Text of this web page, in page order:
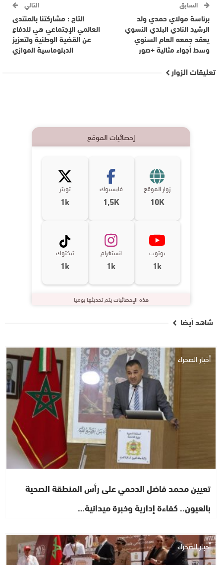
السابق
برئاسة مولاي حمدي ولد
الرشيد النادي البلدي النسوي
يعقد جمعه العام السنوي
وسط أجواء مثالية +صور
التالي
التاج : مشاركتنا بالمنتدى
العالمي الإجتماعي هي للدفاع
عن القضية الوطنية ولتعزيز
الدبلوماسية الموازي
تعليقات الزوار
إحصائيات الموقع
زوار الموقع
10K
فايسبوك
1,5K
تويتر
1k
يوتوب
1k
انستغرام
1k
تيكتوك
1k
هذه الإحصائيات يتم تحديثها يوميا
شاهد أيضا
أخبار الصحراء
تعيين محمد فاضل الدحمي على رأس المنطقة الصحية
بالعيون.. كفاءة إدارية وخبرة ميدانية…
أخبار الصحراء